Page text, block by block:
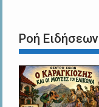
Ροή Ειδήσεων